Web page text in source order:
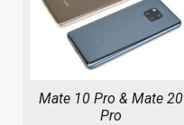
Mate 10 Pro & Mate 20
Pro